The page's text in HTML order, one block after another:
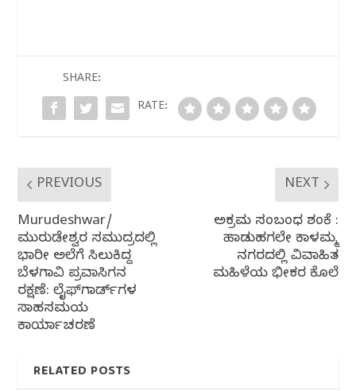
b
o
o
r A
p
ra
SHARE:
RATE:
PREVIOUS
Murudeshwar/
ಮುರುಡೇಶ್ವರ ಸಮುದ್ರದಲ್ಲಿ
ಭಾರೀ ಅಲೆಗೆ ಸಿಲುಕಿದ್ದ
ಬೆಳಗಾವಿ ಪ್ರವಾಸಿಗನ
ರಕ್ಷಣೆ: ಲೈಫ್‌ಗಾರ್ಡ್‌ಗಳ
ಸಾಹಸಮಯ
ಕಾರ್ಯಾಚರಣೆ
NEXT
ಅಕ್ರಮ ಸಂಬಂಧ ಶಂಕೆ :
ಹಾಡುಹಗಲೇ ಕಾಳಮ್ಮ
ನಗರದಲ್ಲಿ ವಿವಾಹಿತ
ಮಹಿಳೆಯ ಭೀಕರ ಕೊಲೆ
RELATED POSTS